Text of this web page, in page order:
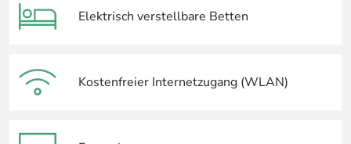
Elektrisch verstellbare Betten
Kostenfreier Internetzugang (WLAN)